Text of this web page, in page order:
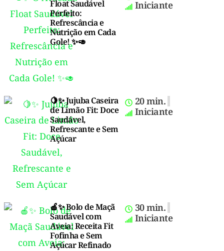
Float Saudável
Perfeito:
Refrescância e
Nutrição em Cada
Gole! ✨🥑
Iniciante
🍋✨ Jujuba Caseira
de Limão Fit: Doce
Saudável,
Refrescante e Sem
Açúcar
20 min.
Iniciante
🍎✨ Bolo de Maçã
Saudável com
Aveia: Receita Fit
Fofinha e Sem
Açúcar Refinado
30 min.
Iniciante